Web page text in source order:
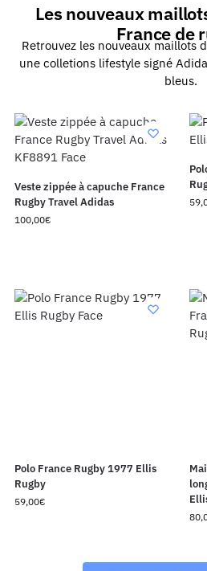
Les nouveaux
France de
Retrouvez les nouveaux maillots
une colletions lifestyle signé
bleus.
Veste zippée à capuche France
Rugby Travel Adidas
100,00€
Polo France Rugby 1977 Ellis
Rugby
59,00€